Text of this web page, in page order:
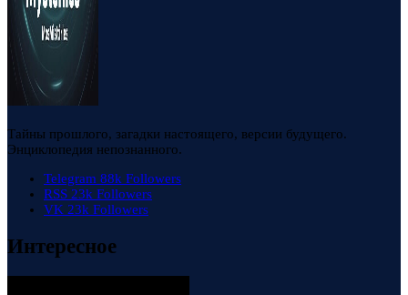
Тайны прошлого, загадки настоящего, версии будущего.
Энциклопедия непознанного.
Telegram 88k Followers
RSS 23k Followers
VK 23k Followers
Интересное